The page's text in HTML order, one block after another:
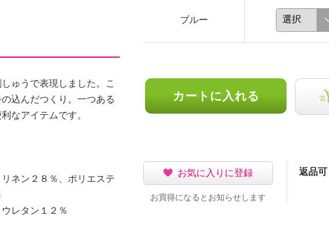
ゅうで表現しました。こ
込んだつくり。一つある
なアイテムです。
ネン２８％、ポリエステ
レタン１２％
ブルー
カートに入れる
お気に入りに登録
お買得になるとお知らせします
返品可